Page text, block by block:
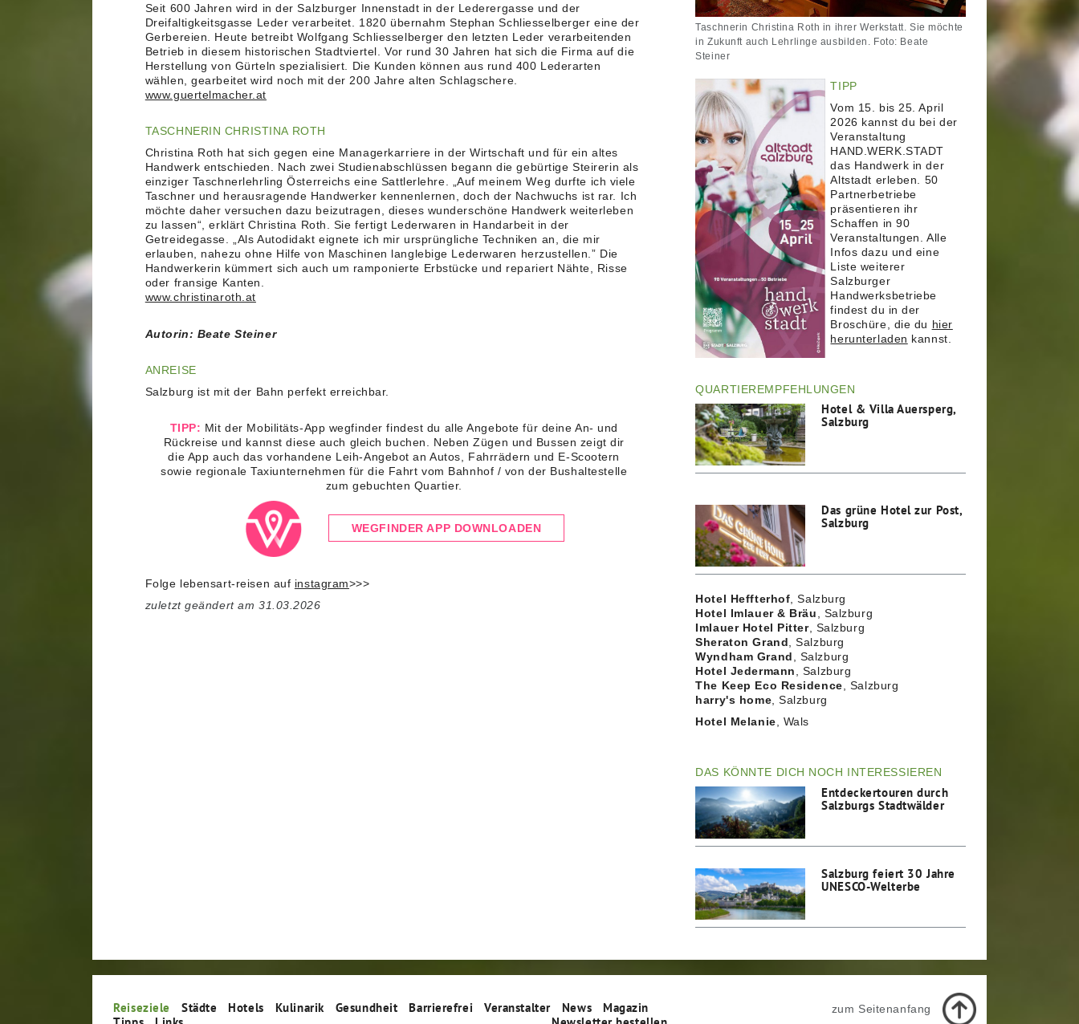
Seit 600 Jahren wird in der Salzburger Innenstadt in der Lederergasse und der
Dreifaltigkeitsgasse Leder verarbeitet. 1820 übernahm Stephan Schliesselberger eine der
Gerbereien. Heute betreibt Wolfgang Schliesselberger den letzten Leder verarbeitenden
Betrieb in diesem historischen Stadtviertel. Vor rund 30 Jahren hat sich die Firma auf die
Herstellung von Gürteln spezialisiert. Die Kunden können aus rund 400 Lederarten
wählen, gearbeitet wird noch mit der 200 Jahre alten Schlagschere.
www.guertelmacher.at
TASCHNERIN CHRISTINA ROTH
Christina Roth hat sich gegen eine Managerkarriere in der Wirtschaft und für ein altes
Handwerk entschieden. Nach zwei Studienabschlüssen begann die gebürtige Steirerin als
einziger Taschnerlehrling Österreichs eine Sattlerlehre. „Auf meinem Weg durfte ich viele
Taschner und herausragende Handwerker kennenlernen, doch der Nachwuchs ist rar. Ich
möchte daher versuchen dazu beizutragen, dieses wunderschöne Handwerk weiterleben
zu lassen“, erklärt Christina Roth. Sie fertigt Lederwaren in Handarbeit in der
Getreidegasse. „Als Autodidakt eignete ich mir ursprüngliche Techniken an, die mir
erlauben, nahezu ohne Hilfe von Maschinen langlebige Lederwaren herzustellen.” Die
Handwerkerin kümmert sich auch um ramponierte Erbstücke und repariert Nähte, Risse
oder fransige Kanten.
www.christinaroth.at
Autorin: Beate Steiner
ANREISE
Salzburg ist mit der Bahn perfekt erreichbar.
TIPP: Mit der Mobilitäts-App wegfinder findest du alle Angebote für deine An- und
Rückreise und kannst diese auch gleich buchen. Neben Zügen und Bussen zeigt dir
die App auch das vorhandene Leih-Angebot an Autos, Fahrrädern und E-Scootern
sowie regionale Taxiunternehmen für die Fahrt vom Bahnhof / von der Bushaltestelle
zum gebuchten Quartier.
WEGFINDER APP DOWNLOADEN
Folge lebensart-reisen auf instagram>>>
zuletzt geändert am 31.03.2026
Taschnerin Christina Roth in ihrer Werkstatt. Sie möchte
in Zukunft auch Lehrlinge ausbilden. Foto: Beate
Steiner
TIPP
Vom 15. bis 25. April
2026 kannst du bei der
Veranstaltung
HAND.WERK.STADT
das Handwerk in der
Altstadt erleben. 50
Partnerbetriebe
präsentieren ihr
Schaffen in 90
Veranstaltungen. Alle
Infos dazu und eine
Liste weiterer
Salzburger
Handwerksbetriebe
findest du in der
Broschüre, die du hier
herunterladen kannst.
QUARTIEREMPFEHLUNGEN
Hotel & Villa Auersperg,
Salzburg
Das grüne Hotel zur Post,
Salzburg
Hotel Heffterhof , Salzburg
Hotel Imlauer & Bräu , Salzburg
Imlauer Hotel Pitter, Salzburg
Sheraton Grand , Salzburg
Wyndham Grand
, Salzburg
Hotel Jedermann
, Salzburg
The Keep Eco Residence , Salzburg
harry's home , Salzburg
Hotel Melanie , Wals
DAS KÖNNTE DICH NOCH INTERESSIEREN
Entdeckertouren durch
Salzburgs Stadtwälder
Salzburg feiert 30 Jahre
UNESCO-Welterbe
Reiseziele Städte Hotels Kulinarik Gesundheit Barrierefrei Veranstalter News
Magazin
zum Seitenanfang